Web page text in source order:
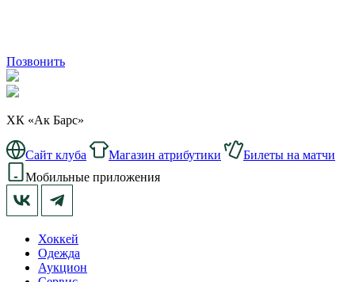
Позвонить
ХК «Ак Барс»
Сайт клуба Магазин атрибутики
Билеты на матчи
Мобильные приложения
Хоккей
Одежда
Аукцион